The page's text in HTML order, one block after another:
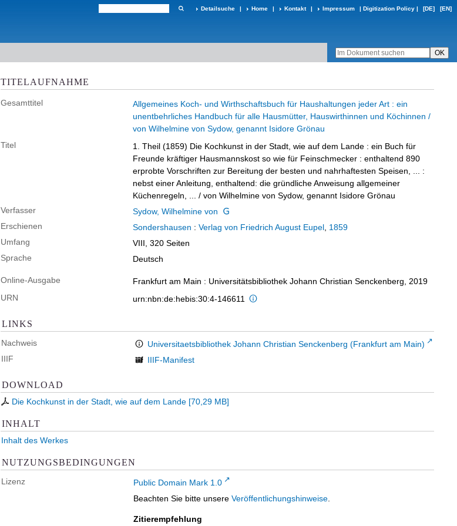
Detailsuche | Home | Kontakt | Impressum | Digitization Policy | [DE] [EN]
TITELAUFNAHME
Gesamttitel
Allgemeines Koch- und Wirthschaftsbuch für Haushaltungen jeder Art : ein
unentbehrliches Handbuch für alle Hausmütter, Hauswirthinnen und Köchinnen /
von Wilhelmine von Sydow, genannt Isidore Grönau
Titel
1. Theil (1859) Die Kochkunst in der Stadt, wie auf dem Lande : ein Buch für
Freunde kräftiger Hausmannskost so wie für Feinschmecker : enthaltend 890
erprobte Vorschriften zur Bereitung der besten und nahrhaftesten Speisen, ... :
nebst einer Anleitung, enthaltend: die gründliche Anweisung allgemeiner
Küchenregeln, ...
/ von Wilhelmine von Sydow, genannt Isidore Grönau
Verfasser
Sydow, Wilhelmine von
Erschienen
Sondershausen : Verlag von Friedrich August Eupel 1859
Umfang
VIII, 320 Seiten
Sprache
Deutsch
Online-Ausgabe
Frankfurt am Main : Universitätsbibliothek Johann Christian Senckenberg, 2019
URN
urn:nbn:de:hebis:30:4-146611
LINKS
Nachweis
Universitaetsbibliothek Johann Christian Senckenberg (Frankfurt am Main)
IIIF
IIIF-Manifest
DOWNLOAD
Die Kochkunst in der Stadt, wie auf dem Lande [70,29 MB]
INHALT
Inhalt des Werkes
NUTZUNGSBEDINGUNGEN
Lizenz Public Domain Mark 1.0
Beachten Sie bitte unsere Veröffentlichungshinweise
Zitierempfehlung